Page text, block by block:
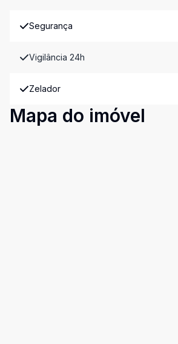
Segurança
Vigilância 24h
Zelador
Mapa do imóvel